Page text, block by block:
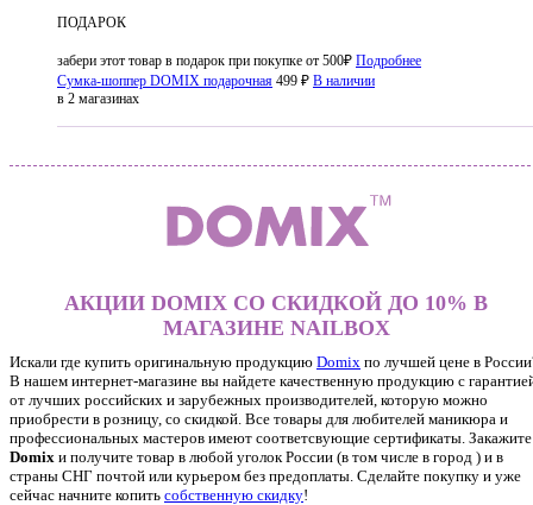
ПОДАРОК
забери этот товар в подарок при покупке от 500₽ Подробнее
Сумка-шоппер DOMIX подарочная 499 ₽ В наличии
в 2 магазинах
АКЦИИ DOMIX СО СКИДКОЙ ДО 10% В
МАГАЗИНЕ NAILBOX
Искали где купить оригинальную продукцию Domix по лучшей цене в
В нашем интернет-магазине вы найдете качественную продукцию с
от лучших российских и зарубежных производителей, которую можно
приобрести в розницу, со скидкой. Все товары для любителей маникюра и
профессиональных мастеров имеют соответсвующие сертификаты. Закажите
Domix и получите товар в любой уголок России (в том числе в город ) и в
страны СНГ почтой или курьером без предоплаты. Сделайте покупку и уже
сейчас начните копить собственную скидку!